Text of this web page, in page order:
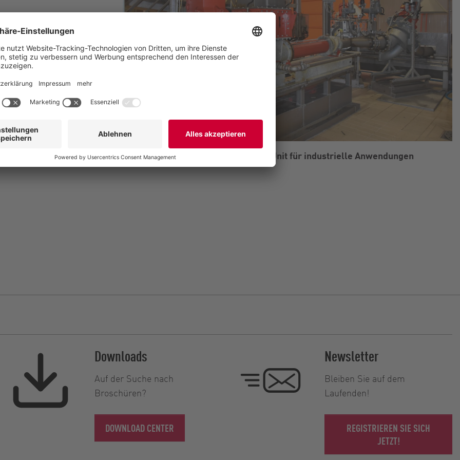
Feststoffzerkleinerer RedUnit für industrielle Anwendungen
Downloads
Auf der Suche nach
Broschüren?
DOWNLOAD CENTER
Newsletter
Bleiben Sie auf dem
Laufenden!
REGISTRIEREN SIE SICH
JETZT!